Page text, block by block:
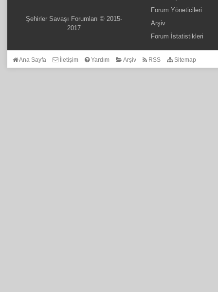
Şehirler Savaşı Forumları © 2015-
2017
Forum Yöneticileri
Arşiv
Forum İstatistikleri
Ana Sayfa İletişim Yardım Arşiv RSS Sitemap